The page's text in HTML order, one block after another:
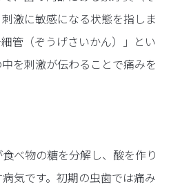
激に敏感になる状態を指しま
管（ぞうげさいかん）」とい
を刺激が伝わることで痛みを
べ物の糖を分解し、酸を作り
気です。初期の虫歯では痛み